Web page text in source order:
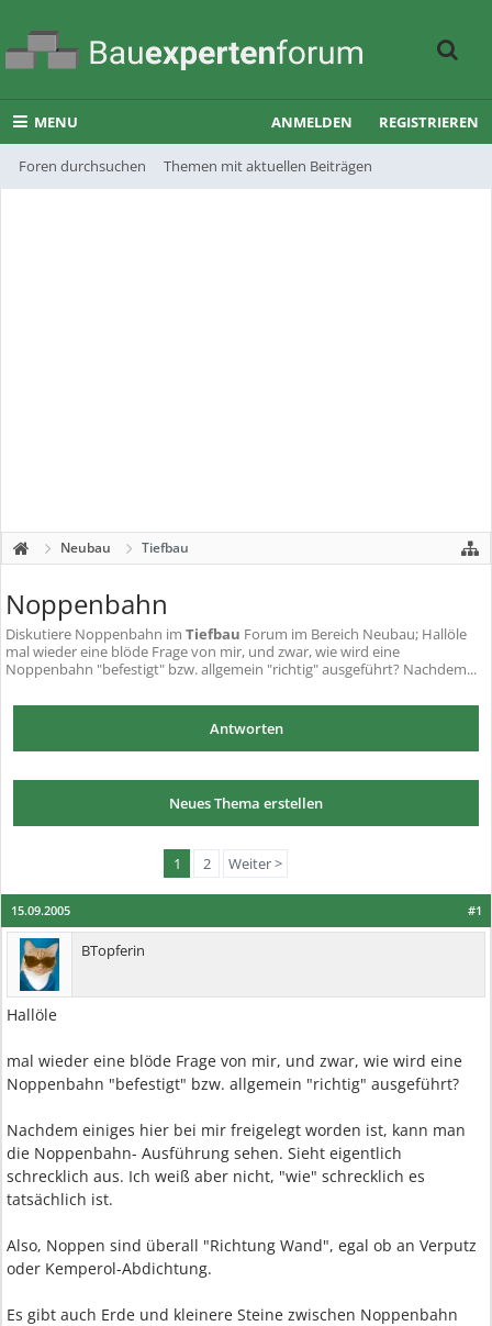
MENU
Foren durchsuchen Themen mit aktuellen Beiträgen
ANMELDEN REGISTRIEREN
Neubau Tiefbau
Noppenbahn
Diskutiere Noppenbahn im Tiefbau Forum im Bereich Neubau; Hallöle
mal wieder eine blöde Frage von mir, und zwar, wie wird eine
Noppenbahn "befestigt" bzw. allgemein "richtig" ausgeführt? Nachdem...
Antworten
Neues Thema erstellen
1 2 Weiter >
#1
15.09.2005
BTopferin
Hallöle
mal wieder eine blöde Frage von mir, und zwar, wie wird eine
Noppenbahn "befestigt" bzw. allgemein "richtig" ausgeführt?
Nachdem einiges hier bei mir freigelegt worden ist, kann man
die Noppenbahn- Ausführung sehen. Sieht eigentlich
schrecklich aus. Ich weiß aber nicht, "wie" schrecklich es
tatsächlich ist.
Also, Noppen sind überall "Richtung Wand", egal ob an Verputz
oder Kemperol-Abdichtung.
Es gibt auch Erde und kleinere Steine zwischen Noppenbahn